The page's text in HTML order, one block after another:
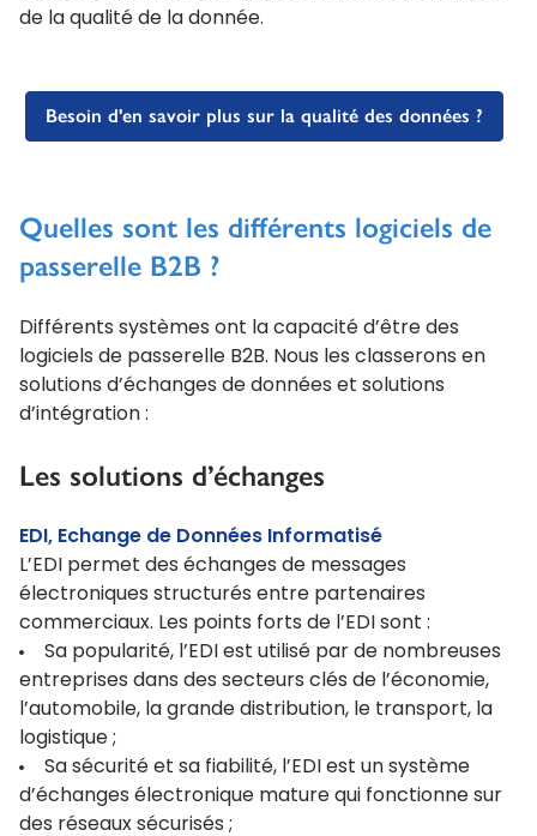
de la qualité de la donnée.
Besoin d'en savoir plus sur la qualité des données ?
Quelles sont les différents logiciels de
passerelle B2B ?
Différents systèmes ont la capacité d’être des
logiciels de passerelle B2B. Nous les classerons en
solutions d’échanges de données et solutions
d’intégration :
Les solutions d’échanges
EDI, Echange de Données Informatisé
L’EDI permet des échanges de messages
électroniques structurés entre partenaires
commerciaux. Les points forts de l’EDI sont :
Sa popularité, l’EDI est utilisé par de nombreuses
entreprises dans des secteurs clés de l’économie,
l’automobile, la grande distribution, le transport, la
logistique ;
Sa sécurité et sa fiabilité, l’EDI est un système
d’échanges électronique mature qui fonctionne sur
des réseaux sécurisés ;